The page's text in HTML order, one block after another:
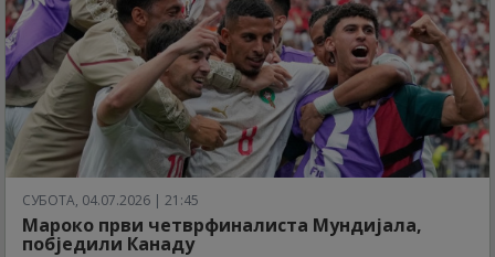
СУБОТА, 04.07.2026 | 21:45
Мароко први четврфиналиста Мундијала,
побједили Канаду